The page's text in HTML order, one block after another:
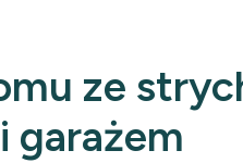
ze
garażem